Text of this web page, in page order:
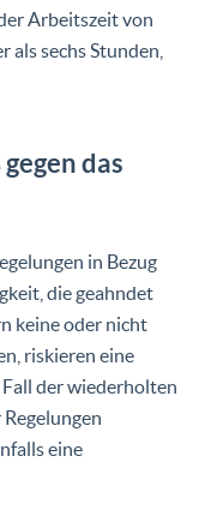
Arbeitszeit von
als sechs Stunden,
das
in Bezug
die geahndet
keine oder nicht
riskieren eine
der wiederholten
eine